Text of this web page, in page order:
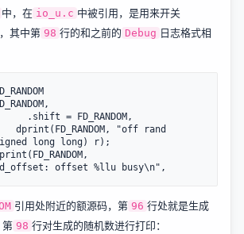
中，在 io_u.c 中被引用，是用来开关
其中第 98 行的和之前的 Debug 日志格式相
long long) r);
引用处附近的额源码，第 96 行处就是生成
第 98 行对生成的随机数进行打印：